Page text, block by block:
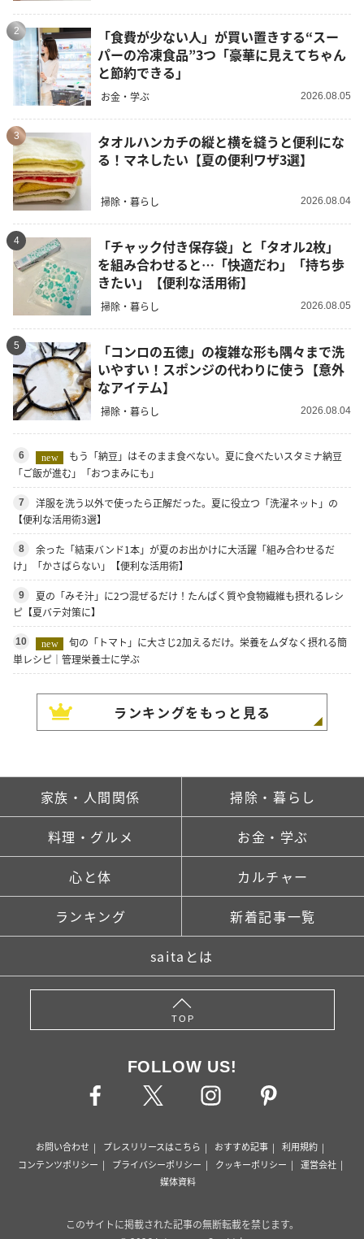
2
「食費が少ない人」が買い置きする“スー
パーの冷凍食品”3つ「豪華に見えてちゃん
と節約できる」
お金・学ぶ 2026.08.05
3
タオルハンカチの縦と横を縫うと便利にな
る！マネしたい【夏の便利ワザ3選】
掃除・暮らし 2026.08.04
4
「チャック付き保存袋」と「タオル2枚」
を組み合わせると…「快適だわ」「持ち歩
きたい」【便利な活用術】
掃除・暮らし 2026.08.05
5
「コンロの五徳」の複雑な形も隅々まで洗
いやすい！スポンジの代わりに使う【意外
なアイテム】
掃除・暮らし 2026.08.04
6 new
もう「納豆」はそのまま食べない。夏に食べたいスタミナ納豆
「ご飯が進む」「おつまみにも」
7
洋服を洗う以外で使ったら正解だった。夏に役立つ「洗濯ネット」の
【便利な活用術3選】
8
余った「結束バンド1本」が夏のお出かけに大活躍「組み合わせるだ
け」「かさばらない」【便利な活用術】
9
夏の「みそ汁」に2つ混ぜるだけ！たんぱく質や食物繊維も摂れるレシ
ピ【夏バテ対策に】
10 new
旬の「トマト」に大さじ2加えるだけ。栄養をムダなく摂れる簡
単レシピ｜管理栄養士に学ぶ
ランキングをもっと見る
家族・人間関係 掃除・暮らし
料理・グルメ お金・学ぶ
心と体 カルチャー
ランキング 新着記事一覧
saitaとは
TOP
FOLLOW US!
お問い合わせ プレスリリースはこちら おすすめ記事
利用規約
コンテンツポリシー
プライバシーポリシー クッキーポリシー
運営会社
媒体資料
このサイトに掲載された記事の無断転載を禁じます。